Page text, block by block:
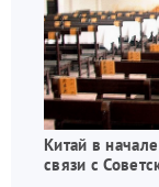
Китай в
связи с